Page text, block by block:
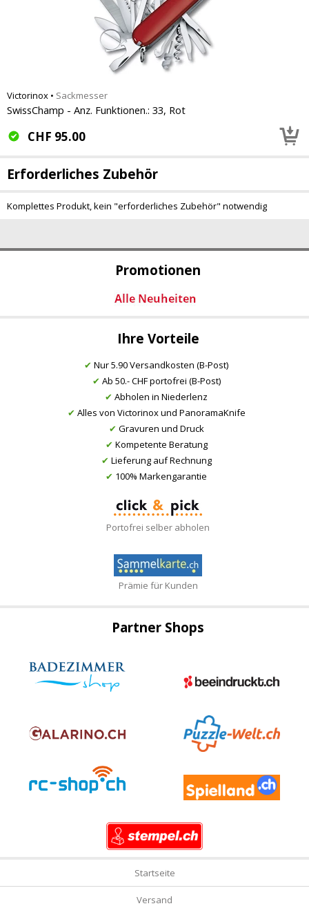
Promotionen
Ihre Vorteile
✔ Nur 5.90 Versandkosten (B-Post)
✔ Ab 50.- CHF portofrei (B-Post)
✔ Abholen in Niederlenz
✔ Alles von Victorinox und PanoramaKnife
✔ Gravuren und Druck
✔ Kompetente Beratung
✔ Lieferung auf Rechnung
✔ 100% Markengarantie
Portofrei selber abholen
Prämie für Kunden
Victorinox • Sackmesser
SwissChamp - Anz. Funktionen.: 33, Rot
CHF 95.00
Erforderliches Zubehör
Komplettes Produkt, kein "erforderliches Zubehör" notwendig
Partner Shops
Startseite
Versand